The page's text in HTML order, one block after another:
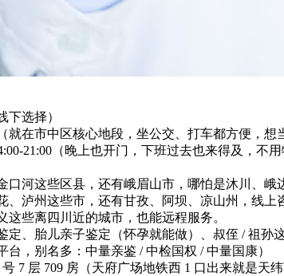
下选择）
就在市中区核心地段，坐公交、打车都方便，想
21:00（晚上也开门，下班过去也来得及，不用
口河这些区县，还有峨眉山市，哪怕是沐川、峨
、泸州这些市，还有甘孜、阿坝、凉山州，线上
些离四川近的城市，也能远程服务。
、胎儿亲子鉴定（怀孕就能做）、叔侄 / 祖
，别名多：中量亲鉴 / 中检国权 / 中量国康）
7 层 709 房（天府广场地铁西 1 口出来就是天